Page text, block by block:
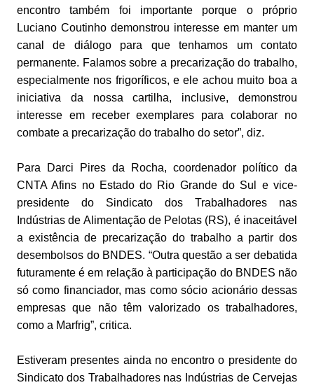
encontro também foi importante porque o próprio
Luciano Coutinho demonstrou interesse em manter um
canal de diálogo para que tenhamos um contato
permanente. Falamos sobre a precarização do trabalho,
especialmente nos frigoríficos, e ele achou muito boa a
iniciativa da nossa cartilha, inclusive, demonstrou
interesse em receber exemplares para colaborar no
combate a precarização do trabalho do setor”, diz.
Para Darci Pires da Rocha, coordenador político da
CNTA Afins no Estado do Rio Grande do Sul e vice-
presidente do Sindicato dos Trabalhadores nas
Indústrias de Alimentação de Pelotas (RS), é inaceitável
a existência de precarização do trabalho a partir dos
desembolsos do BNDES. “Outra questão a ser debatida
futuramente é em relação à participação do BNDES não
só como financiador, mas como sócio acionário dessas
empresas que não têm valorizado os trabalhadores,
como a Marfrig”, critica.
Estiveram presentes ainda no encontro o presidente do
Sindicato dos Trabalhadores nas Indústrias de Cervejas